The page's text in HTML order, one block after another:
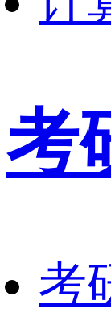
考
考